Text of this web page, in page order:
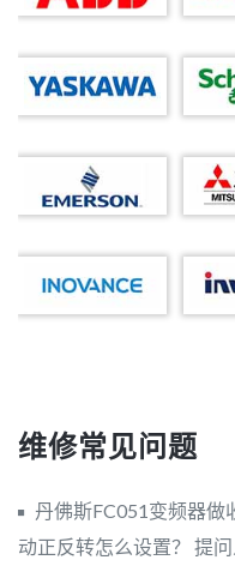
维修常见问题
丹佛斯FC051变频器
动正反转怎么设置？ 提